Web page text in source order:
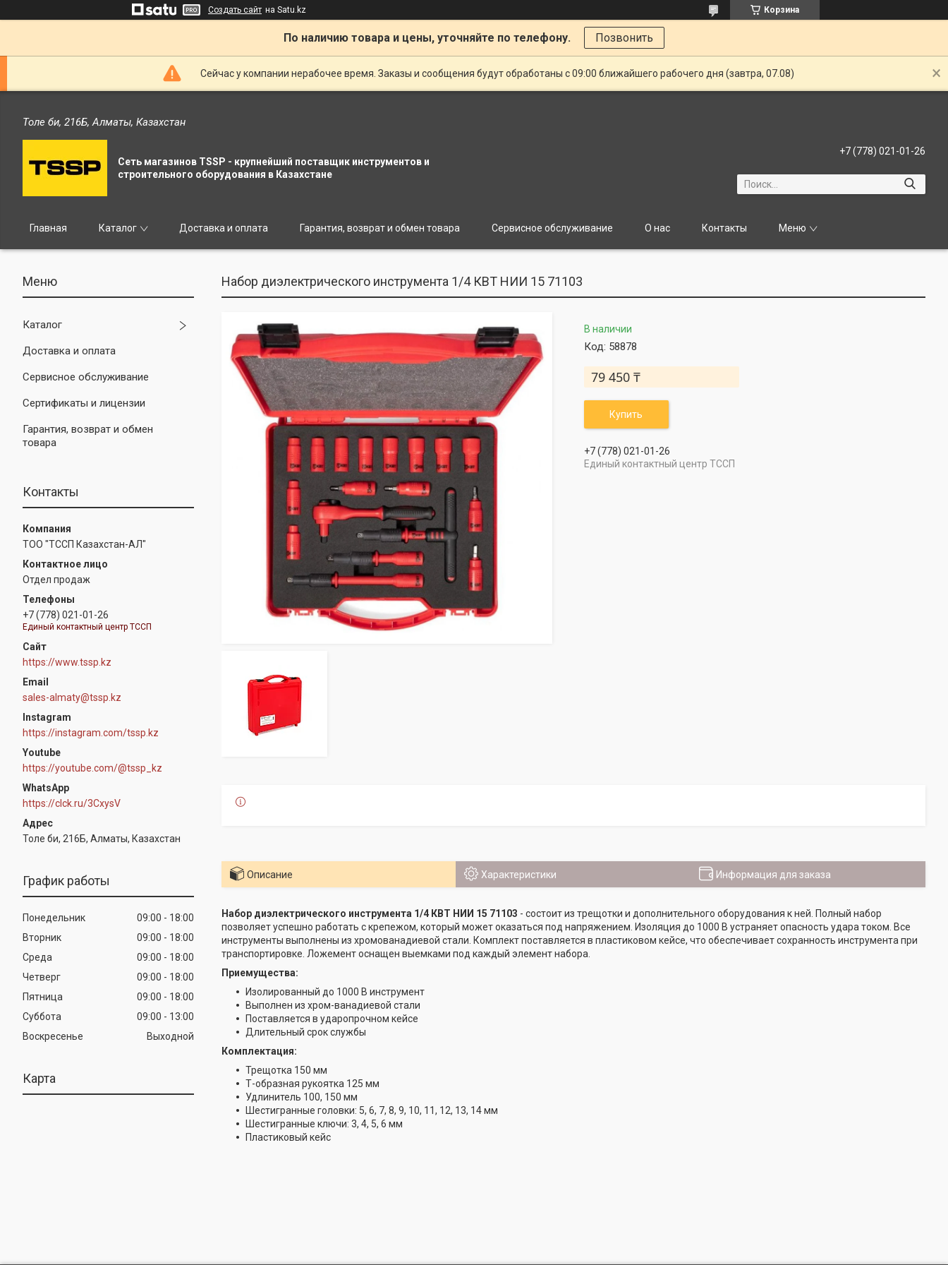
Создать сайт на Satu.kz Корзина
По наличию товара и цены, уточняйте по телефону. Позвонить
Сейчас у компании нерабочее время. Заказы и сообщения будут обработаны с 09:00 ближайшего рабочего дня (завтра, 07.08)
Толе би, 216Б, Алматы, Казахстан
Сеть магазинов TSSP - крупнейший поставщик инструментов и
строительного оборудования в Казахстане
+7 (778) 021-01-26
Главная Каталог Доставка и оплата Гарантия, возврат и обмен товара Сервисное обслуживание О нас Контакты Меню
Каталог
Доставка и оплата
Сервисное обслуживание
Сертификаты и лицензии
Гарантия, возврат и обмен
товара
Контакты
ТОО "ТССП Казахстан-АЛ"
Отдел продаж
+7 (778) 021-01-26
Единый контактный центр ТССП
https://www.tssp.kz
sales-almaty@tssp.kz
Instagram
https://instagram.com/tssp.kz
Youtube
https://youtube.com/@tssp_kz
WhatsApp
https://clck.ru/3CxysV
Толе би, 216Б, Алматы, Казахстан
График работы
Понедельник 09:00
18:00
Вторник
09:00
18:00
Среда
09:00
18:00
Четверг
09:00
18:00
Пятница
09:00
18:00
Суббота
09:00
13:00
Воскресенье
Выходной
Карта
Набор диэлектрического инструмента 1/4 КВТ НИИ 15 71103
В наличии
Код: 58878
79 450 ₸
Купить
+7 (778) 021-01-26
Единый контактный центр ТССП
Описание Характеристики Информация для заказа
Набор диэлектрического инструмента 1/4 КВТ НИИ 15 71103 - состоит из трещотки и дополнительного оборудования к ней. Полный набор
позволяет успешно работать с крепежом, который может оказаться под напряжением. Изоляция до 1000 В устраняет опасность удара током. Все
инструменты выполнены из хромованадиевой стали. Комплект поставляется в пластиковом кейсе, что обеспечивает сохранность инструмента при
транспортировке. Ложемент оснащен выемками под каждый элемент набора.
Приемущества:
Изолированный до 1000 В инструмент
Выполнен из хром-ванадиевой стали
Поставляется в ударопрочном кейсе
Длительный срок службы
Комплектация:
Трещотка 150 мм
Т-образная рукоятка 125 мм
Удлинитель 100, 150 мм
Шестигранные головки: 5, 6, 7, 8, 9, 10, 11, 12, 13, 14 мм
Шестигранные ключи: 3, 4, 5, 6 мм
Пластиковый кейс